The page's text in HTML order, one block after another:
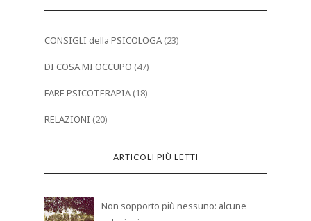
CONSIGLI della PSICOLOGA (23)
DI COSA MI OCCUPO (47)
FARE PSICOTERAPIA (18)
RELAZIONI (20)
ARTICOLI PIÙ LETTI
Non sopporto più nessuno: alcune